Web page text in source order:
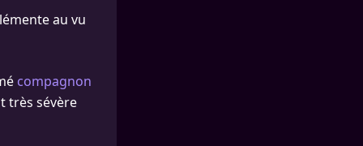
au vu
compagnon
très sévère